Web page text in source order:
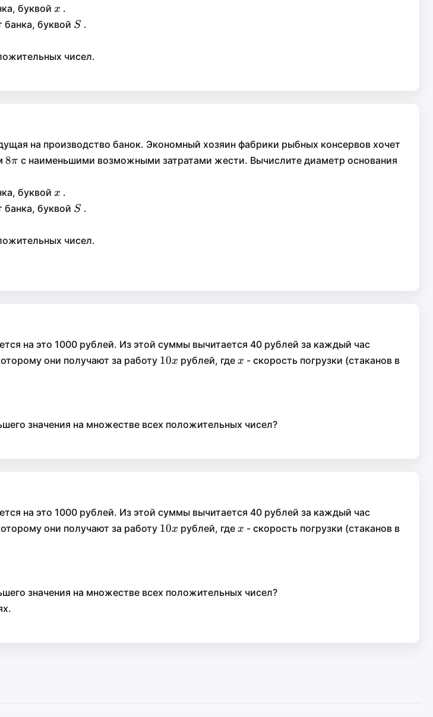
буквой x
x
x .
буквой S
S
S .
чисел.
на производство банок. Экономный хозяин фабрики рыбных консервов хочет
8\pi
8π
8π с наименьшими возможными затратами жести. Вычислите диаметр основания
буквой x
x
x .
буквой S
S
S .
чисел.
на это 1000 рублей. Из этой суммы вычитается 40 рублей за каждый час
они получают за работу 10x
10x
10x рублей, где x
x
x - скорость погрузки (стаканов в
значения на множестве всех положительных чисел?
на это 1000 рублей. Из этой суммы вычитается 40 рублей за каждый час
они получают за работу 10x
10x
10x рублей, где x
x
x - скорость погрузки (стаканов в
значения на множестве всех положительных чисел?